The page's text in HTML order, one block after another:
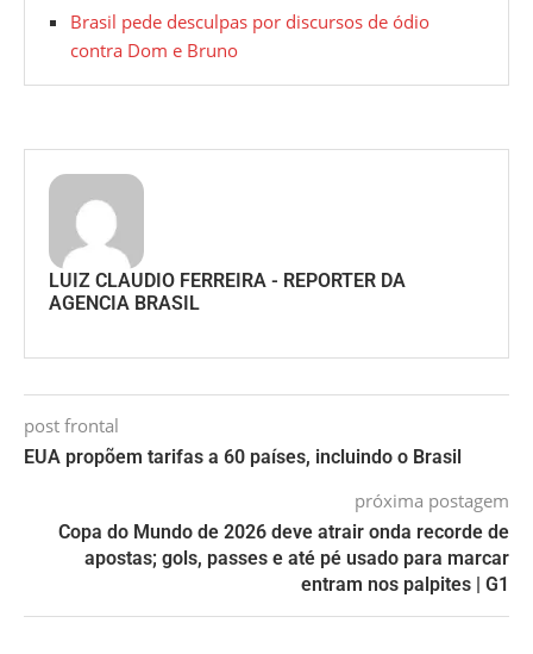
Brasil pede desculpas por discursos de ódio
contra Dom e Bruno
LUIZ CLAUDIO FERREIRA - REPORTER DA
AGENCIA BRASIL
post frontal
EUA propõem tarifas a 60 países, incluindo o Brasil
próxima postagem
Copa do Mundo de 2026 deve atrair onda recorde de
apostas; gols, passes e até pé usado para marcar
entram nos palpites | G1